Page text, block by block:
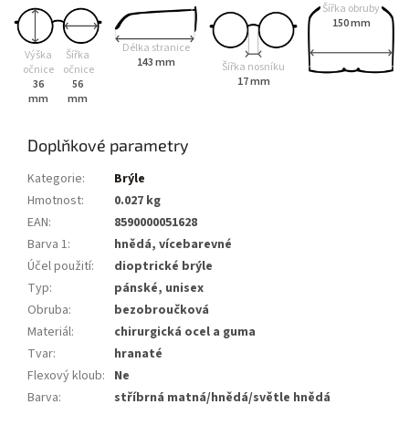
Výška
očnice
36
mm
Šířka
očnice
56
mm
Délka stranice
143 mm
Šířka nosníku
17 mm
Šířka obruby
150 mm
Doplňkové parametry
Kategorie:
Brýle
Hmotnost:
0.027 kg
EAN:
8590000051628
Barva 1:
hnědá, vícebarevné
Účel použití:
dioptrické brýle
Typ:
pánské, unisex
Obruba:
bezobroučková
Materiál:
chirurgická ocel a guma
Tvar:
hranaté
Flexový kloub: Ne
Barva: stříbrná matná/hnědá/světle hnědá